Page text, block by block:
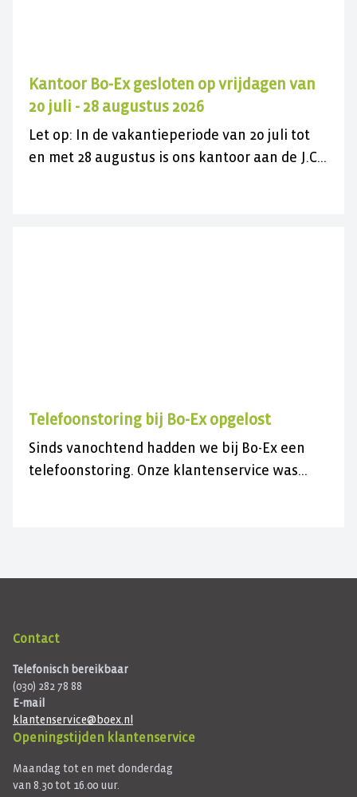
Kantoor Bo-Ex gesloten op vrijdagen van
20 juli - 28 augustus 2026
Let op: In de vakantieperiode van 20 juli tot
en met 28 augustus is ons kantoor aan de J.C.
Telefoonstoring bij Bo-Ex opgelost
Sinds vanochtend hadden we bij Bo-Ex een
telefoonstoring. Onze klantenservice was
Contact
Telefonisch bereikbaar
(030) 282 78 88
E-mail
klantenservice@boex.nl
Openingstijden klantenservice
Maandag tot en met donderdag
van 8.30 tot 16.00 uur.